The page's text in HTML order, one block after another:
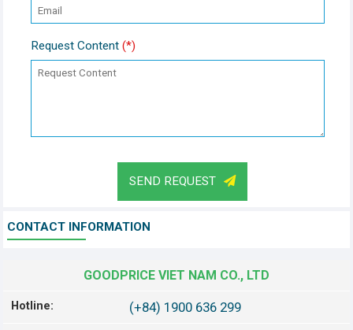
Request Content (*)
SEND REQUEST
CONTACT INFORMATION
GOODPRICE VIET NAM CO., LTD
Hotline: (+84) 1900 636 299